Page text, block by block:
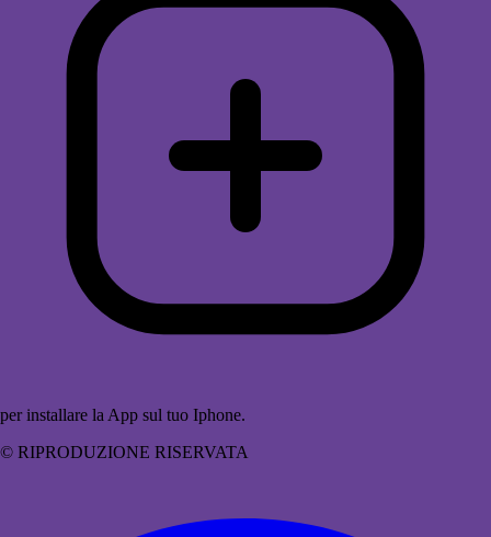
per installare la App sul tuo Iphone.
© RIPRODUZIONE RISERVATA